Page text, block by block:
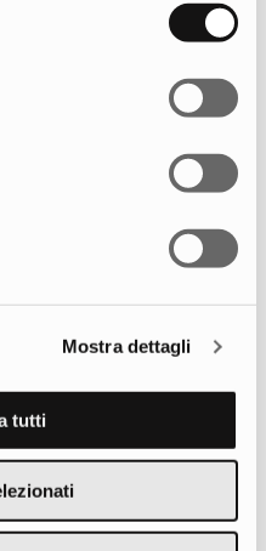
Mostra dettagli
tutti